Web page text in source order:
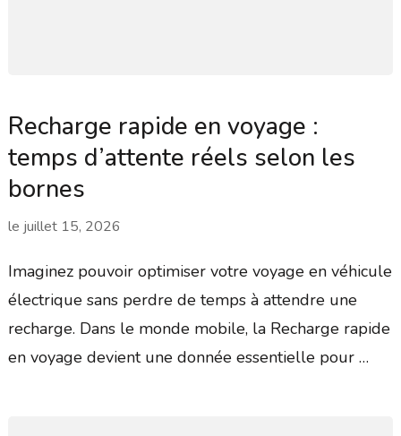
Recharge rapide en voyage :
temps d’attente réels selon les
bornes
le juillet 15, 2026
Imaginez pouvoir optimiser votre voyage en véhicule
électrique sans perdre de temps à attendre une
recharge. Dans le monde mobile, la Recharge rapide
en voyage devient une donnée essentielle pour …